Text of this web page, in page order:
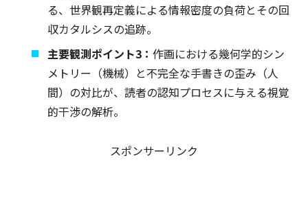
る、世界観再定義による情報密度の負荷とその回
収カタルシスの追跡。
主要観測ポイント3：作画における幾何学的シン
メトリー（機械）と不完全な手書きの歪み（人
間）の対比が、読者の認知プロセスに与える視覚
的干渉の解析。
スポンサーリンク